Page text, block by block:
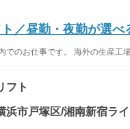
ト／昼勤・夜勤が選
でのお仕事です。 海外の生産工
フト
浜市戸塚区/湘南新宿ラ